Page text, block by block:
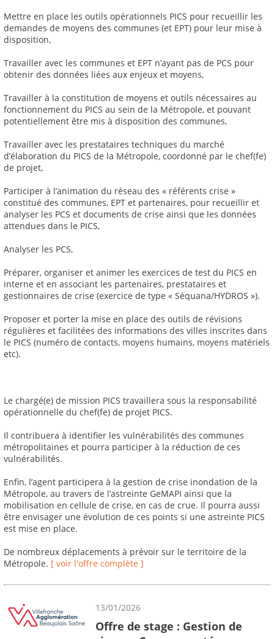
Mettre en place les outils opérationnels PICS pour recueillir les
demandes de moyens des communes (et EPT) pour leur mise à
disposition,
Travailler avec les communes et EPT n’ayant pas de PCS pour
obtenir des données liées aux enjeux et moyens,
Travailler à la constitution de moyens et outils nécessaires au
fonctionnement du PICS au sein de la Métropole, et pouvant
potentiellement être mis à disposition des communes,
Travailler avec les prestataires techniques du marché
d’élaboration du PICS de la Métropole, coordonné par le chef(fe)
de projet,
Participer à l’animation du réseau des « référents crise »
constitué des communes, EPT et partenaires, pour recueillir et
analyser les PCS et documents de crise ainsi que les données
attendues dans le PICS,
Analyser les PCS,
Préparer, organiser et animer les exercices de test du PICS en
interne et en associant les partenaires, prestataires et
gestionnaires de crise (exercice de type « Séquana/HYDROS »).
Proposer et porter la mise en place des outils de révisions
régulières et facilitées des informations des villes inscrites dans
le PICS (numéro de contacts, moyens humains, moyens matériels
etc).
Le chargé(e) de mission PICS travaillera sous la responsabilité
opérationnelle du chef(fe) de projet PICS.
Il contribuera à identifier les vulnérabilités des communes
métropolitaines et pourra participer à la réduction de ces
vulnérabilités.
Enfin, l’agent participera à la gestion de crise inondation de la
Métropole, au travers de l’astreinte GeMAPI ainsi que la
mobilisation en cellule de crise, en cas de crue. Il pourra aussi
être envisager une évolution de ces points si une astreinte PICS
est mise en place.
De nombreux déplacements à prévoir sur le territoire de la
Métropole. [ voir l'offre complète ]
13/01/2026
Offre de stage : Gestion de